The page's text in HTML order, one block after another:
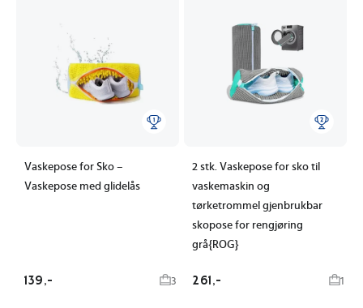
Vaskepose for Sko –
Vaskepose med glidelås
139,- 3
2 stk. Vaskepose for sko til
vaskemaskin og
tørketrommel gjenbrukbar
skopose for rengjøring
grå{ROG}
261,- 1